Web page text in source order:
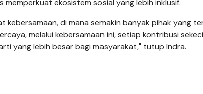
ekosistem sosial yang lebih inklusif.
kebersamaan, di mana semakin banyak pihak yang
melalui kebersamaan ini, setiap kontribusi
yang lebih besar bagi masyarakat," tutup Indra.